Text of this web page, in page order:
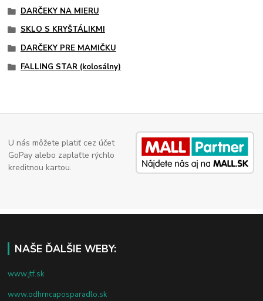
DARČEKY NA MIERU
SKLO S KRYŠTÁLIKMI
DARČEKY PRE MAMIČKU
FALLING STAR (kolosálny)
U nás môžete platiť cez účet
GoPay alebo zaplaťte rýchlo
kreditnou kartou.
NAŠE ĎALŠIE WEBY:
www.jtf.sk
www.odhrncaposparadlo.sk